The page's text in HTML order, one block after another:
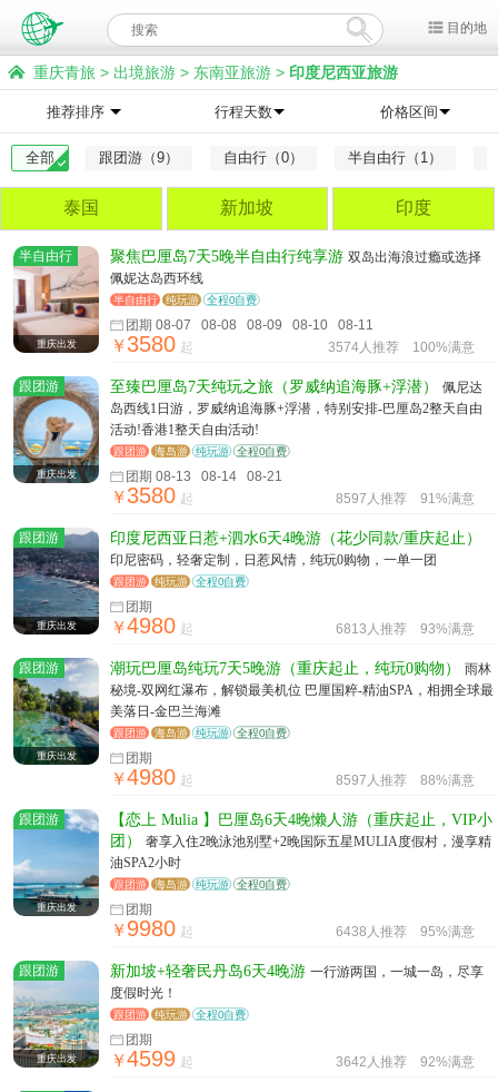
目的地
重庆青旅 > 出境旅游 > 东南亚旅游 > 印度尼西亚旅游
推荐排序 行程天数 价格区间
全部 跟团游（9） 自由行（0） 半自由行（1）
泰国 新加坡 印度
半自由行
重庆出发
聚焦巴厘岛7天5晚半自由行纯享游 双岛出海浪过瘾或选择
佩妮达岛西环线
半自由行 纯玩游 全程0自费
团期 08-07 08-08 08-09 08-10 08-11
￥3580 起 3574人推荐 100%满意
跟团游
重庆出发
至臻巴厘岛7天纯玩之旅（罗威纳追海豚+浮潜）
佩尼达
岛西线1日游，罗威纳追海豚+浮潜，特别安排-巴厘岛2整天自由
活动!香港1整天自由活动!
跟团游 海岛游 纯玩游 全程0自费
团期 08-13 08-14 08-21
￥3580 起 8597人推荐 91%满意
跟团游
重庆出发
印度尼西亚日惹+泗水6天4晚游（花少同款/重庆起止）
印尼密码，轻奢定制，日惹风情，纯玩0购物，一单一团
跟团游 纯玩游 全程0自费
团期
￥4980 起 6813人推荐 93%满意
跟团游
重庆出发
潮玩巴厘岛纯玩7天5晚游（重庆起止，纯玩0购物）
雨林
秘境-双网红瀑布，解锁最美机位 巴厘国粹-精油SPA，相拥全球最
美落日-金巴兰海滩
跟团游 海岛游 纯玩游 全程0自费
团期
￥4980 起 8597人推荐 88%满意
跟团游
重庆出发
【恋上 Mulia 】巴厘岛6天4晚懒人游（重庆起止，VIP小
团）
奢享入住2晚泳池别墅+2晚国际五星MULIA度假村，漫享精
油SPA2小时
跟团游 海岛游 纯玩游 全程0自费
团期
￥9980 起 6438人推荐 95%满意
跟团游
重庆出发
新加坡+轻奢民丹岛6天4晚游 一行游两国，一城一岛，尽享
度假时光！
跟团游 纯玩游 全程0自费
团期
￥4599 起 3642人推荐 92%满意